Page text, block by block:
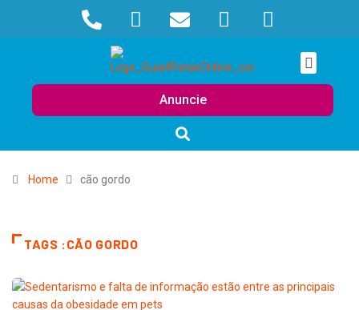
Anuncie
Home cão gordo
TAGS :CÃO GORDO